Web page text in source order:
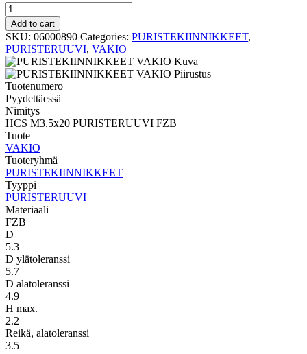
PURISTERUUVI
VAKIO
HCS
M3.5x20
PURISTERUUVI
FZB
quantity
Add to cart
SKU: 06000890 Categories: PURISTEKIINNIKKEET,
PURISTERUUVI, VAKIO
Tuotenumero
Pyydettäessä
Nimitys
HCS M3.5x20 PURISTERUUVI FZB
Tuote
VAKIO
Tuoteryhmä
PURISTEKIINNIKKEET
Tyyppi
PURISTERUUVI
Materiaali
FZB
D
5.3
D ylätoleranssi
5.7
D alatoleranssi
4.9
H max.
2.2
Reikä, alatoleranssi
3.5